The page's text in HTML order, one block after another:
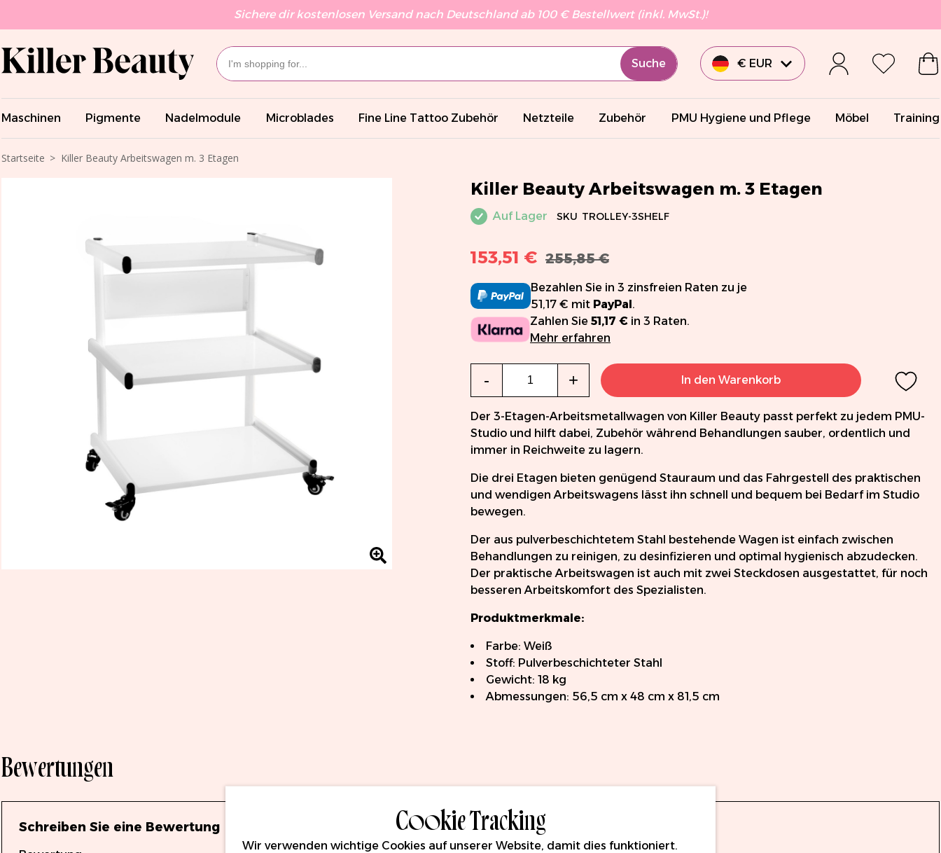
Sichere dir kostenlosen Versand nach Deutschland ab 100 € Bestellwert (inkl. MwSt.)!
Suche € EUR
£ GBP
€ EUR
Maschinen Pigmente Nadelmodule Microblades Fine Line Tattoo Zubehör Netzteile Zubehör PMU Hygiene und Pflege Möbel Training
Startseite Killer Beauty Arbeitswagen m. 3 Etagen
Killer Beauty Arbeitswagen m. 3 Etagen
Auf Lager SKU TROLLEY-3SHELF
153,51 € 255,85 €
Bezahlen Sie in 3 zinsfreien Raten zu je
51,17 € mit PayPal.
Zahlen Sie 51,17 € in 3 Raten.
Mehr erfahren
- + In den Warenkorb
Der 3-Etagen-Arbeitsmetallwagen von Killer Beauty passt perfekt zu jedem PMU-
Studio und hilft dabei, Zubehör während Behandlungen sauber, ordentlich und
immer in Reichweite zu lagern.
Die drei Etagen bieten genügend Stauraum und das Fahrgestell des praktischen
und wendigen Arbeitswagens lässt ihn schnell und bequem bei Bedarf im Studio
bewegen.
Der aus pulverbeschichtetem Stahl bestehende Wagen ist einfach zwischen
Behandlungen zu reinigen, zu desinfizieren und optimal hygienisch abzudecken.
Der praktische Arbeitswagen ist auch mit zwei Steckdosen ausgestattet, für noch
besseren Arbeitskomfort des Spezialisten.
Produktmerkmale:
Farbe: Weiß
Stoff: Pulverbeschichteter Stahl
Gewicht: 18 kg
Abmessungen: 56,5 cm x 48 cm x 81,5 cm
Bewertungen
Schreiben Sie eine Bewertung Cookie Tracking
Wir verwenden wichtige Cookies auf unserer Website, damit dies funktioniert.